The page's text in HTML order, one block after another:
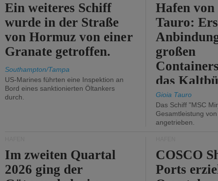
Ein weiteres Schiff
wurde in der Straße
von Hormuz von einer
Granate getroffen.
Southampton/Tampa
US-Marines führten eine Inspektion an
Bord eines sanktionierten Öltankers
durch.
Hafen
Tauro:
großen
das
Gioia Tauro
Das Schiff "MSC
Gesamtleistung
angetrieben.
Im zweiten Quartal
2026 ging der
COSCO
Ports